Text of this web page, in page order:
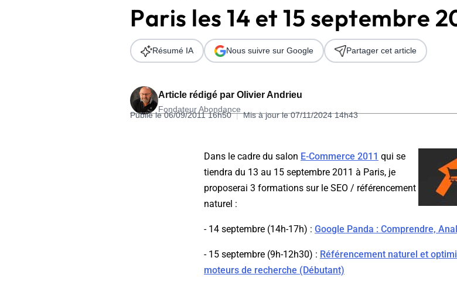
Télécharger l'Ebook
Formation SEO & GEO - Edition 2026
Paris les 14 et 15 septembre
Article rédigé par Olivier Andrieu
Fondateur Abondance
Publié le 06/09/2011 16h50 | Mis à jour le 07/11/2024 14h43
Résumé IA Nous suivre sur Google Partager cet article
Dans le cadre du salon E-Commerce 2011 qui se
tiendra du 13 au 15 septembre 2011 à Paris, je
proposerai 3 formations sur le SEO / référencement
naturel :
- 14 septembre (14h-17h) : Google Panda : Comprendre,
- 15 septembre (9h-12h30) : Référencement naturel et
moteurs de recherche (Débutant)